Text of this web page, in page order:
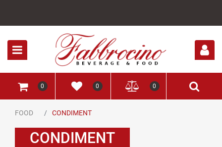
0 0 0
FOOD CONDIMENT
CONDIMENT